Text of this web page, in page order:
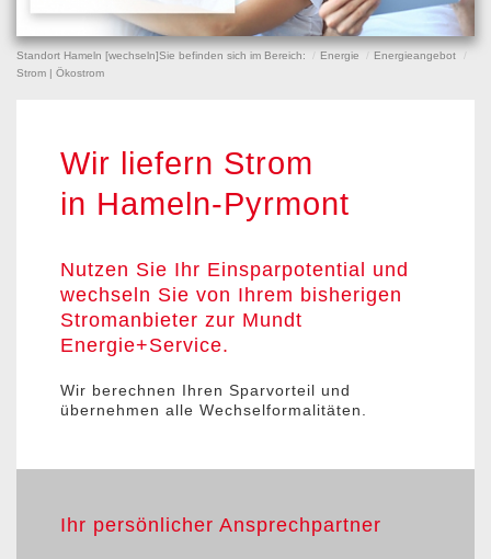
Standort Hameln [wechseln]Sie befinden sich im Bereich: Energie
Energieangebot
Strom | Ökostrom
Wir liefern Strom
in Hameln-Pyrmont
Nutzen Sie Ihr Einsparpotential und
wechseln Sie von Ihrem bisherigen
Stromanbieter zur Mundt
Energie+Service.
Wir berechnen Ihren Sparvorteil und
übernehmen alle Wechselformalitäten.
Ihr persönlicher Ansprechpartner